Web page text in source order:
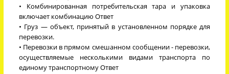
• Комбинированная потребительская тара и упаковка
включает комбинацию Ответ
• Груз — объект, принятый в установленном порядке для
перевозки.
• Перевозки в прямом смешанном сообщении - перевозки,
осуществляемые несколькими видами транспорта по
единому транспортному Ответ